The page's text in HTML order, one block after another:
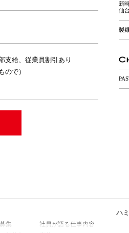
支給、従業員割引あり
ので）
新
仙
製
集
社員が語る仕事内容
ハ